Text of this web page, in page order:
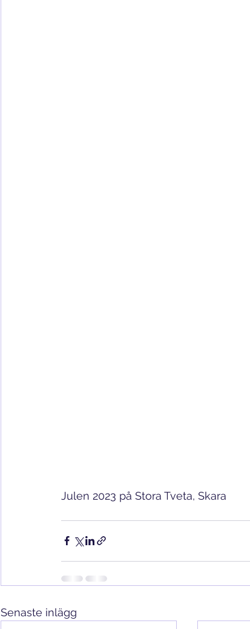
Julen 2023 på Stora Tveta, Skara
Senaste inlägg